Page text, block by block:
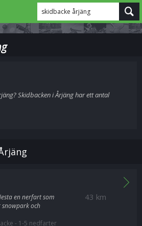
skidbacke årjäng
Skidbacken i Årjäng har ett antal
43 km
en nerfart som
snowpark och
- 1-5 nedfarter